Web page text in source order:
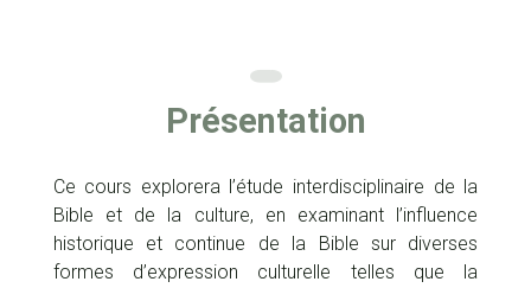
Présentation
Ce cours explorera l’étude interdisciplinaire de la
Bible et de la culture, en examinant l’influence
historique et continue de la Bible sur diverses
formes d’expression culturelle telles que la